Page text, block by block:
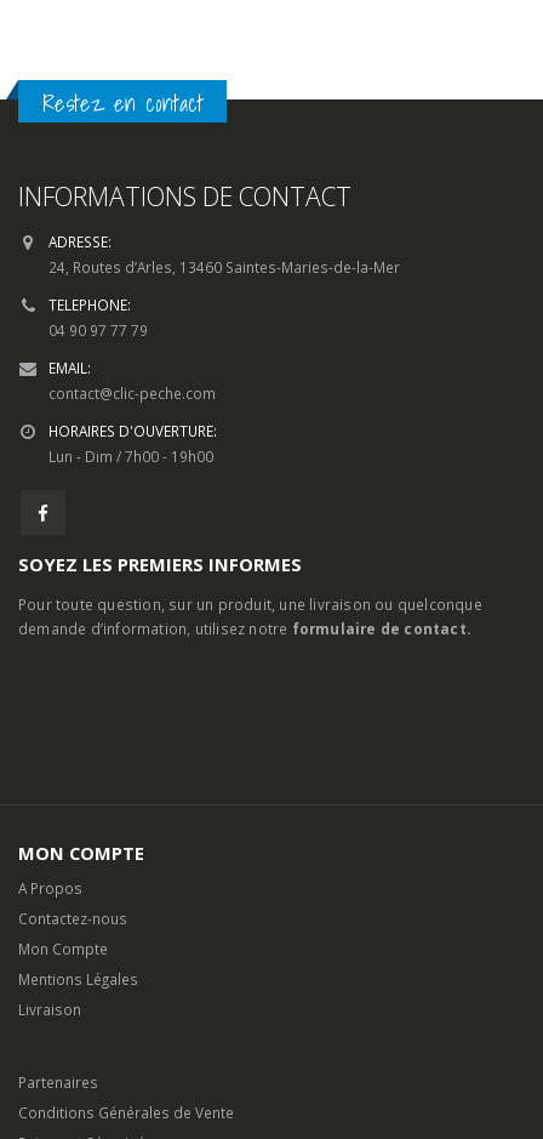
Restez en contact
INFORMATIONS DE CONTACT
ADRESSE:
24, Routes d’Arles, 13460 Saintes-Maries-de-la-Mer
TELEPHONE:
04 90 97 77 79
EMAIL:
contact@clic-peche.com
HORAIRES D'OUVERTURE:
Lun - Dim / 7h00 - 19h00
SOYEZ LES PREMIERS INFORMES
Pour toute question, sur un produit, une livraison ou quelconque
demande d’information, utilisez notre formulaire de contact.
MON COMPTE
A Propos
Contactez-nous
Mon Compte
Mentions Légales
Livraison
Partenaires
Conditions Générales de Vente